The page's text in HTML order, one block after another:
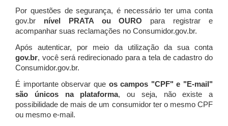
Por questões de segurança, é necessário ter uma conta
gov.br nível PRATA ou OURO para registrar e
acompanhar suas reclamações no Consumidor.gov.br.
Após autenticar, por meio da utilização da sua conta
gov.br, você será redirecionado para a tela de cadastro do
Consumidor.gov.br.
É importante observar que os campos "CPF" e "E-mail"
são únicos na plataforma, ou seja, não existe a
possibilidade de mais de um consumidor ter o mesmo CPF
ou mesmo e-mail.